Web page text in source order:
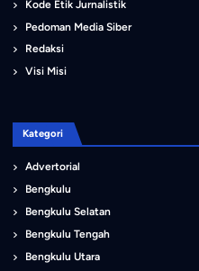
Kode Etik Jurnalistik
Pedoman Media Siber
Redaksi
Visi Misi
Kategori
Advertorial
Bengkulu
Bengkulu Selatan
Bengkulu Tengah
Bengkulu Utara